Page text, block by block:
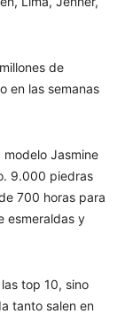
de
en las semanas
modelo Jasmine
9.000 piedras
700 horas para
esmeraldas y
top 10, sino
tanto salen en